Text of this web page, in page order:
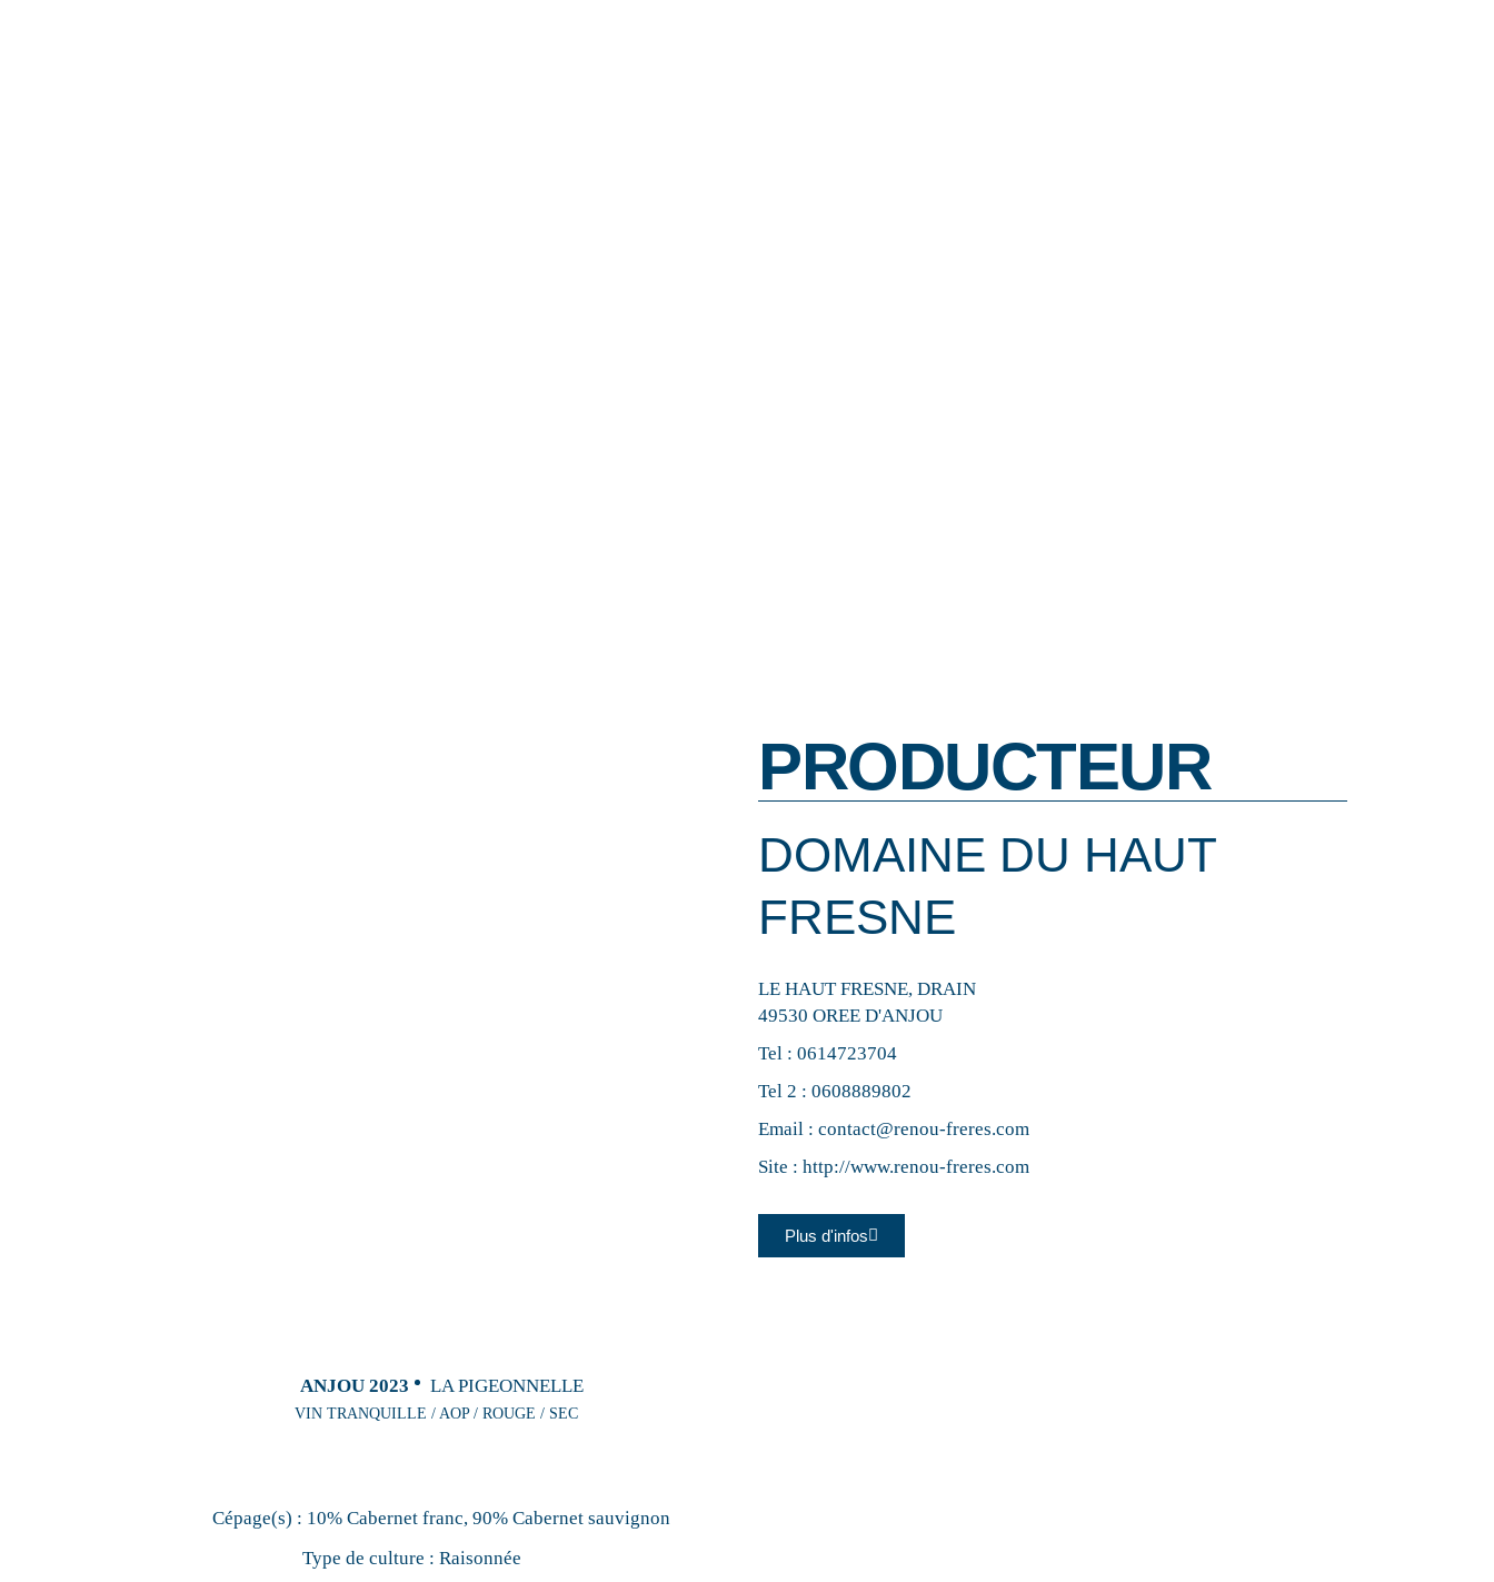
ANJOU 2023 LA PIGEONNELLE
VIN TRANQUILLE / AOP / ROUGE / SEC
Cépage(s) : 10% Cabernet franc, 90% Cabernet sauvignon
Type de culture : Raisonnée
PRODUCTEUR
DOMAINE DU HAUT
FRESNE
LE HAUT FRESNE, DRAIN
49530 OREE D'ANJOU
Tel : 0614723704
Tel 2 : 0608889802
Email : contact@renou-freres.com
Site : http://www.renou-freres.com
Plus d'infos